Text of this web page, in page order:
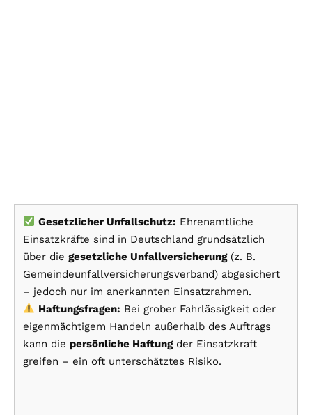
Gesetzlicher Unfallschutz: Ehrenamtliche
Einsatzkräfte sind in Deutschland grundsätzlich
über die gesetzliche Unfallversicherung(z. B.
Gemeindeunfallversicherungsverband) abgesichert
– jedoch nur im anerkannten Einsatzrahmen.
Haftungsfragen: Bei grober Fahrlässigkeit oder
eigenmächtigem Handeln außerhalb des Auftrags
kann die persönliche Haftungder Einsatzkraft
greifen – ein oft unterschätztes Risiko.